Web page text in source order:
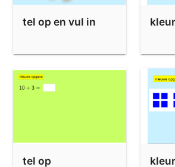
tel op en vul in
tel op